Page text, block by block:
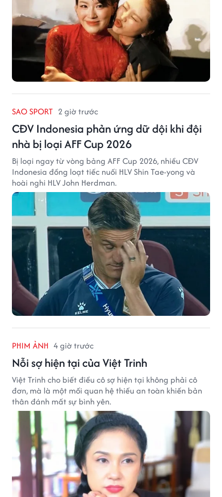
SAO SPORT 2 giờ trước
CĐV Indonesia phản ứng dữ dội khi đội
nhà bị loại AFF Cup 2026
Bị loại ngay từ vòng bảng AFF Cup 2026, nhiều CĐV
Indonesia đồng loạt tiếc nuối HLV Shin Tae-yong và
hoài nghi HLV John Herdman.
PHIM ẢNH 4 giờ trước
Nỗi sợ hiện tại của Việt Trinh
Việt Trinh cho biết điều cô sợ hiện tại không phải cô
đơn, mà là một mối quan hệ thiếu an toàn khiến bản
thân đánh mất sự bình yên.